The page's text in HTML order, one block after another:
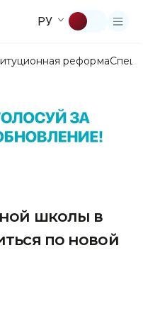
РУ
реформа
школы в
по новой